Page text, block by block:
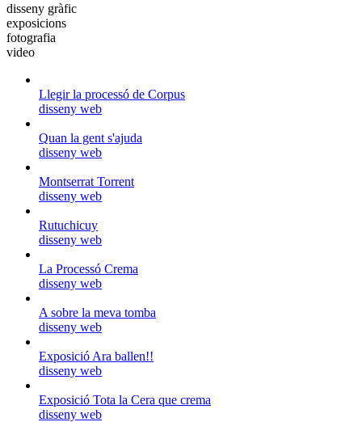
disseny gràfic
exposicions
fotografia
video
Llegir la processó de Corpus
disseny web
Quan la gent s'ajuda
disseny web
Montserrat Torrent
disseny web
Rutuchicuy
disseny web
La Processó Crema
disseny web
A sobre la meva tomba
disseny web
Exposició Ara ballen!!
disseny web
Exposició Tota la Cera que crema
disseny web